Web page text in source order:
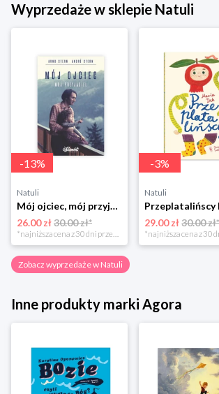
Wyprzedaże w sklepie Natuli
-13%
Natuli
Mój ojciec, mój przyjaciel Element
26.00 zł30.00 zł*
*najniższa cena z 30 dni przed obniżką
-3%
Natuli
29.00 zł 30.00
Zobacz wyprzedaże w Natuli
Inne produkty marki Agora